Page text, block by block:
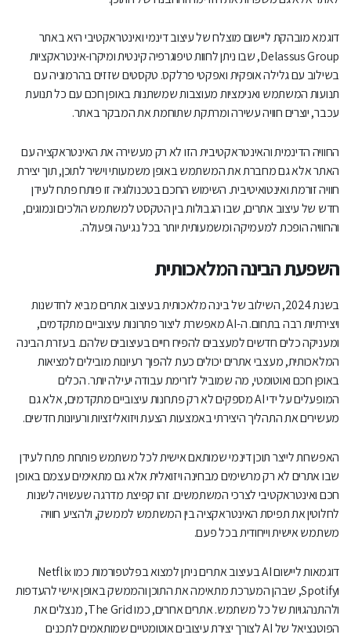
דוגמא מובהקת ליישום מוצלח של עיצוב דינמי ואינטראקטיבי היא באתר
Delassus Group, שבו ניתן לחוות טיפוגרפיה קינטית ומיקרו-אינטראקציות
בשילוב עם גלילה אופקית ואפקטי פרלקס. טקסטים שזזים בהרמוניה עם
תנועות המשתמש ואנימציות מעוצבות שמשתנות באופן חכם עם כל תנועת
עכבר, יוצרים חוויה עשירה ומרתקת שתוחמת את המבקר באתר.
החוויה הדינמית והאינטראקטיבית הזו לא רק מעשירה את האינטראקציה עם
האתר אלא גם מחברת את המשתמש באופן משמעותי וישיר לתוכן, תוך יצירת
חוויה זורמת ואינטואיטיבית. השימוש החכם בטכנולוגיה זו פותח פתח לעידן
חדש של עיצוב אתרים, שבו הגבולות בין הטקסט למשתמש הולכים ונמוגים,
והחוויה הופכת למעמיקה ומשמעותית יותר בכל נגיעה ופעולה.
השפעת הבינה המלאכותית
בשנת 2024, השילוב של בינה מלאכותית בעיצוב אתרים מביא לחדשנות
ויצירתיות רבה בתחום. ה-AI מאפשרת ליצור פתרונות עיצוביים מתקדמים,
ומעניקה כלים חדשים למעצבים להפיח חיים בעיצובים שלהם. בעזרת הבינה
המלאכותית, מעצבי אתרים יכולים כעת להפוך רעיונות מובילים למציאות
באופן חכם ואוטומטי, מה שמוביל לזרימת עבודה יעילה יותר. הכלים
המופעלים על ידי AI מספקים לא רק פתרונות עיצוביים מתקדמים, אלא גם
מעשירים את התהליך היצירתי באמצעות הצעת ויזואליזציות ורעיונות חדשים.
האפשרות לייצר תוכן דינמי שמותאם אישית לכל משתמש פותחת פתח לעידן
שבו אתרים לא רק מרשימים מבחינה ויזואלית אלא גם מתאימים עצמם באופן
חכם ואינטראקטיבי לצרכי המשתמשים. זהו קפיצת מדרגה שעשויה לשנות
לחלוטין את תפיסת האינטראקציה בין המשתמש לממשק, ולהציע חוויה
משתמש אישית וייחודית בכל פעם.
דוגמאות ליישום AI בעיצוב אתרים ניתן למצוא בפלטפורמות כמו Netflix
וSpotify, שבהן המערכת מתאימה את התוכן והממשק באופן אישי להעדפות
ולהתנהגויות של כל משתמש. אתרים אחרים, כמו The Grid, מנצלים את
הפוטנציאל של AI לצורך יצירת עיצובים אוטומטיים שמותאמים לתכנים